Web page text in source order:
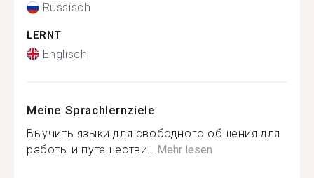
Russisch
LERNT
Englisch
Meine Sprachlernziele
Выучить языки для свободного общения для
работы и путешестви... Mehr lesen